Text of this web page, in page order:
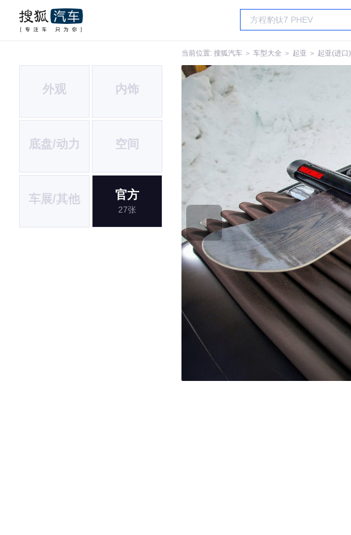
当前位置: 搜狐汽车 ＞ 车型大全 ＞ 起亚 ＞ 起亚(进口)
外观 内饰
底盘/动力 空间
车展/其他 官方
27张